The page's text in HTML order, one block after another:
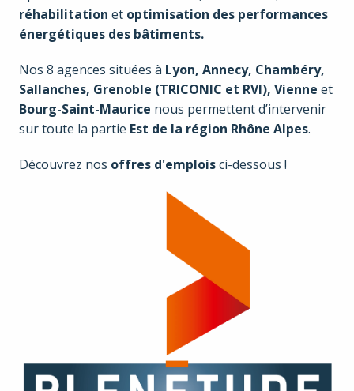
réhabilitation et optimisation des performances
énergétiques des bâtiments.
Nos 8 agences situées à Lyon, Annecy, Chambéry,
Sallanches, Grenoble (TRICONIC et RVI), Vienne
Bourg-Saint-Maurice nous permettent d’intervenir
sur toute la partie Est de la région Rhône Alpes.
Découvrez nos offres d'emplois ci-dessous !